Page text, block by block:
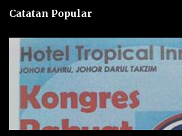
n
Catatan Popular